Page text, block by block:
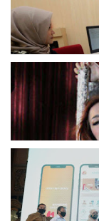
Keuangan
Meningkat
Cupi Cupita
“Yo Uwis”
Bandung
Online